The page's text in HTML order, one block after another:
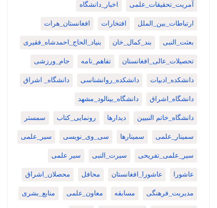
آمریت_تحقیقات_علمی اخبار_دانشگاه
ارتباطات_بین_الملل افتخارات افغانستان_هرات
بعثت_النبی بند_کمال_خان بنیاد_الحاج_احمدشاه_فقیری
تحصیلات_عالی_افغانستان تفاهم_نامه جام_ورزشی
دانشکده_ادبیات دانشکده_روانشناسی دانشگاه_ اشراق
دانشگاه_اشراق دانشگاه_بینالود_مشهد
دانشگاه_خاتم النبیین دیدارها رونمایی_کتاب سمستر
سمینار_علمی سمینارها سی_وی_نویسی سیر_علمی
سیر_علمی_تفریحی سیرت_النبی سیر علمی
عاشورا عاشورا_افغانستان محافل محصلان_اشراق
مدیریت_فرهنگی مسابقه معاون_علمی منابع_بشری